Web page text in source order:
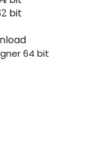
bit
64 bit